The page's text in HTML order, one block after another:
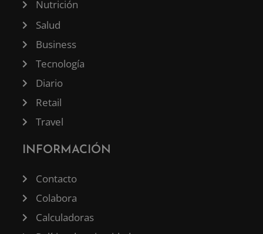
Nutrición
Salud
Business
Tecnología
Diario
Retail
Travel
INFORMACIÓN
Contacto
Colabora
Calculadoras